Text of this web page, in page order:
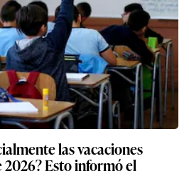
las vacaciones
Esto informó el